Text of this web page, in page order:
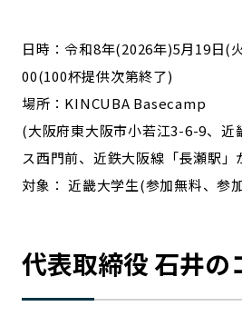
「人」から探す
記事ライター
お問い合わせ 会社概要
日時：令和8年(2026年)5月19日(
00(100杯提供次第終了)
場所：KINCUBA Basecamp
(大阪府東大阪市小若江3-6-9、近
ス西門前、近鉄大阪線「長瀬駅」
対象： 近畿大学生(参加無料、参
代表取締役 石井の